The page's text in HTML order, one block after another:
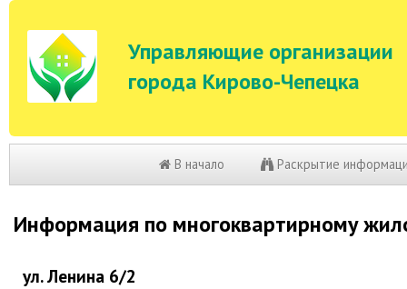
Управляющие организации
города Кирово-Чепецка
В начало Раскрытие
Информация по многоквартирному
ул. Ленина 6/2